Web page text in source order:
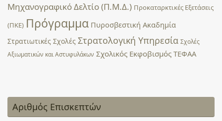
Μηχανογραφικό Δελτίο (Π.Μ.Δ.) Προκαταρκτικές Εξετάσεις
(ΠΚΕ) Πρόγραμμα Πυροσβεστική Ακαδημία
Στρατιωτικές Σχολές Στρατολογική Υπηρεσία Σχολές
Αξιωματικών και Αστυφυλάκων Σχολικός Εκφοβισμός ΤΕΦΑΑ
Αριθμός Επισκεπτών